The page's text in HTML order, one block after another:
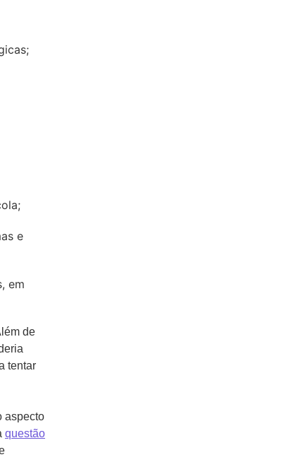
e
em
de
tentar
aspecto
questão